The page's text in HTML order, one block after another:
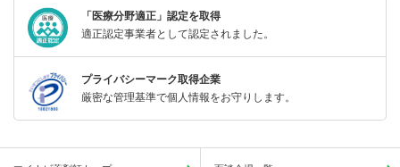
「医療分野適正」認定を取得
適正認定事業者として認定されました。
プライバシーマーク取得企業
厳密な管理基準で個人情報をお守りします。